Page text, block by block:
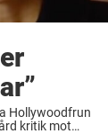
Hollywoodfrun
kritik mot